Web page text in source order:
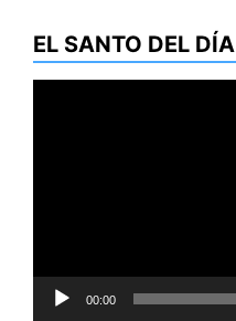
EL SANTO DEL DÍA
00:00